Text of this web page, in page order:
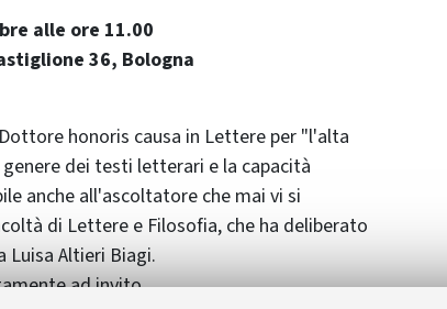
alle ore 11.00
36, Bologna
honoris causa in Lettere per "l'alta
dei testi letterari e la capacità
anche all'ascoltatore che mai vi si
di Lettere e Filosofia, che ha deliberato
Luisa Altieri Biagi.
ad invito.